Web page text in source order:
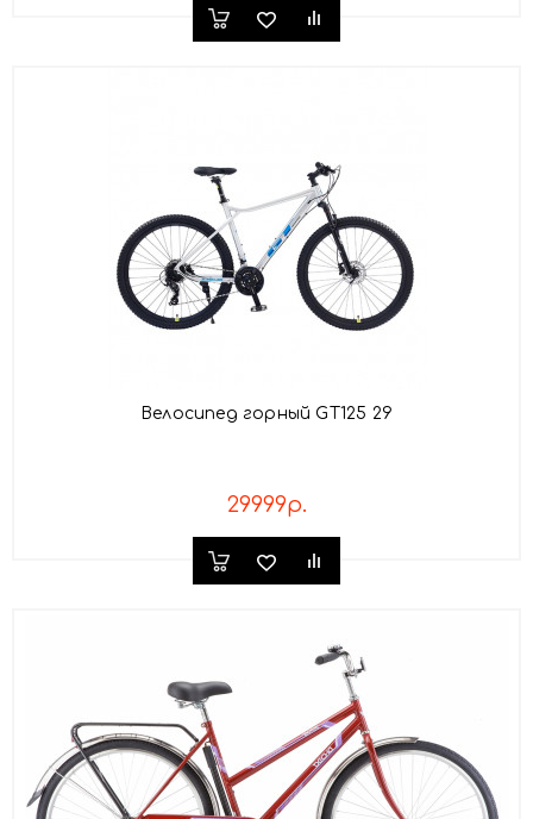
Велосипед горный GT125 29
29999р.